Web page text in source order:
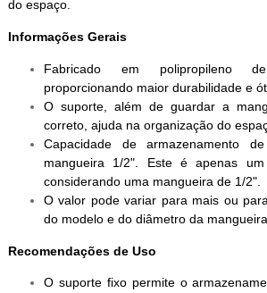
do espaço.
Informações Gerais
Fabricado em polipropileno
proporcionando maior durabilidade e
O suporte, além de guardar a
correto, ajuda na organização do
Capacidade de armazenamento
mangueira 1/2". Este é apenas
considerando uma mangueira de 1/2".
O valor pode variar para mais ou
do modelo e do diâmetro da mangueira.
Recomendações de Uso
O suporte fixo permite o